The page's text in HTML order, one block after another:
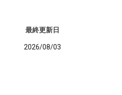
最終更新日
2026/08/03